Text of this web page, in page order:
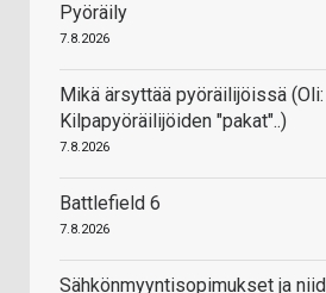
Pyöräily
7.8.2026
Mikä ärsyttää pyöräilijöissä (Oli:
Kilpapyöräilijöiden "pakat"..)
7.8.2026
Battlefield 6
7.8.2026
Sähkönmyyntisopimukset ja